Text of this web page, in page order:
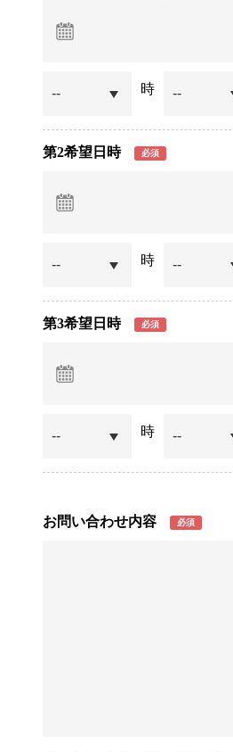
時
第2希望日時 必須
時
第3希望日時 必須
時
お問い合わせ内容 必須